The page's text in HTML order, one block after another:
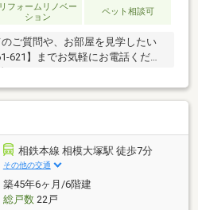
リフォームリノベー
ション
ペット相談可
ご質問や、お部屋を見学したい
621】までお気軽にお電話くださ
可）■スター・マイカ・レジデン
カ・ホールディングス（東証プラ
プ会社です○令和8年4月27日 リ
・CF・フローリング張替・建具
・ユニットバス交換・トイレ交
明取付などご案内・資料のご請求
さいませ ※お電話の場合：0120-
合：【資料請求】ボタンをクリッ
相鉄本線 相模大塚駅 徒歩7分
その他の交通
築45年6ヶ月/6階建
総戸数22戸